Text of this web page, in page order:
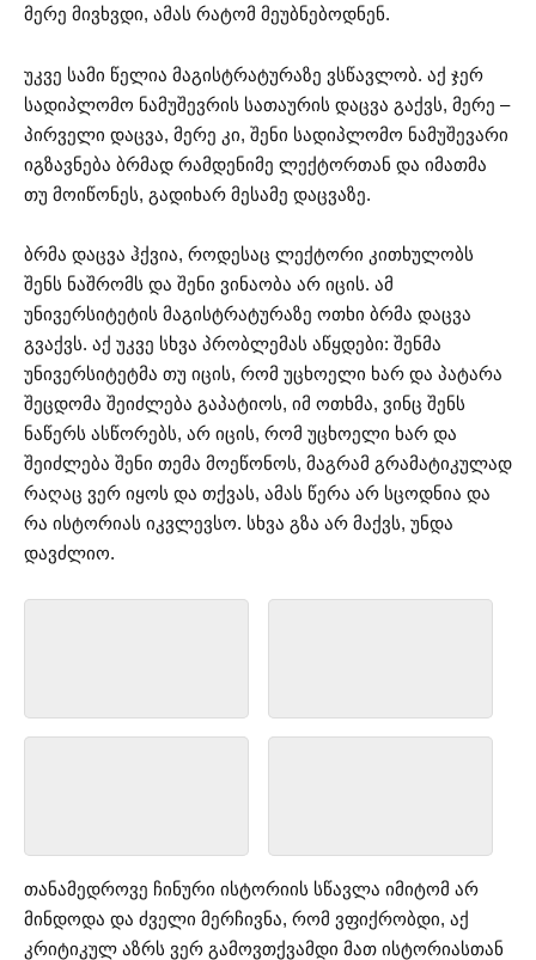
მერე მივხვდი, ამას რატომ მეუბნებოდნენ.
უკვე სამი წელია მაგისტრატურაზე ვსწავლობ. აქ ჯერ
სადიპლომო ნამუშევრის სათაურის დაცვა გაქვს, მერე –
პირველი დაცვა, მერე კი, შენი სადიპლომო ნამუშევარი
იგზავნება ბრმად რამდენიმე ლექტორთან და იმათმა
თუ მოიწონეს, გადიხარ მესამე დაცვაზე.
ბრმა დაცვა ჰქვია, როდესაც ლექტორი კითხულობს
შენს ნაშრომს და შენი ვინაობა არ იცის. ამ
უნივერსიტეტის მაგისტრატურაზე ოთხი ბრმა დაცვა
გვაქვს. აქ უკვე სხვა პრობლემას აწყდები: შენმა
უნივერსიტეტმა თუ იცის, რომ უცხოელი ხარ და პატარა
შეცდომა შეიძლება გაპატიოს, იმ ოთხმა, ვინც შენს
ნაწერს ასწორებს, არ იცის, რომ უცხოელი ხარ და
შეიძლება შენი თემა მოეწონოს, მაგრამ გრამატიკულად
რაღაც ვერ იყოს და თქვას, ამას წერა არ სცოდნია და
რა ისტორიას იკვლევსო. სხვა გზა არ მაქვს, უნდა
დავძლიო.
თანამედროვე ჩინური ისტორიის სწავლა იმიტომ არ
მინდოდა და ძველი მერჩივნა, რომ ვფიქრობდი, აქ
კრიტიკულ აზრს ვერ გამოვთქვამდი მათ ისტორიასთან